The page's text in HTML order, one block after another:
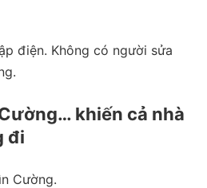
điện. Không có người sửa
khiến cả nhà
đi
Cường.